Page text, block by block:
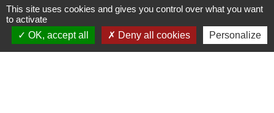
Impôt sur le revenu - Déclarer un changement de
situation familiale
Argent - Impôts - Consommation
This site uses cookies and gives you control over what you want
to activate
OK, accept all
Deny all cookies Personalize